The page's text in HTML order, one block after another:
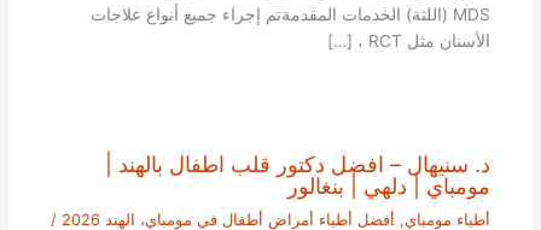
MDS (اللثة) الخدمات المقدمةتم إجراء جميع أنواع علاجات
الأسنان مثل RCT ، […]
د. سنيهال – افضل دكتور قلب اطفال بالهند |
مومباي | دلهي | بنغالور
أطباء مومباي, أفضل أطباء أمراض أطفال في مومباي، الهند 2026
/